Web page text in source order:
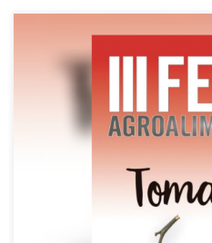
Tomate Miajadas